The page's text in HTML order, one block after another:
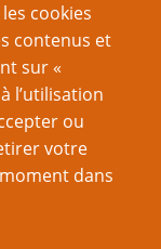
cookies
contenus et
sur «
l’utilisation
ou
votre
dans